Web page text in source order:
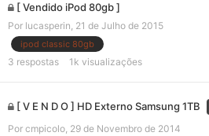
[ Vendido iPod 80gb ]
Por lucasperin, 21 de Julho de 2015
ipod classic 80gb
3 respostas 1k visualizações
[ V E N D O ] HD Externo Samsung 1TB
Por cmpicolo, 29 de Novembro de 2014